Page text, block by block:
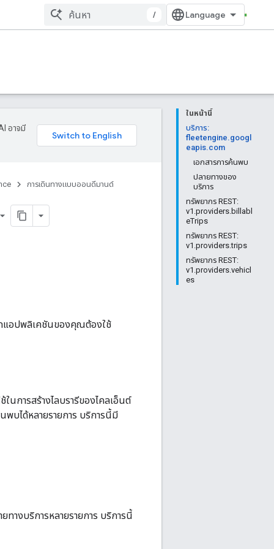
/
ในหน้านี้
บริการ:
fleetengine.googl
eapis.com
เอกสารการค้นพบ
ปลายทางของ
บริการ
ทรัพยากร REST:
v1.providers.billabl
eTrips
ทรัพยากร REST:
v1.providers.trips
ทรัพยากร REST:
v1.providers.vehicl
es
อาจมี
การเดินทางแบบออนดีมานด์
แอปพลิเคชันของคุณต้องใช้
ในการสร้างไลบรารีของไคลเอ็นต์
พบได้หลายรายการ บริการนี้มี
างบริการหลายรายการ บริการนี้